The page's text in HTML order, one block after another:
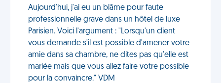
Aujourd'hui, j'ai eu un blâme pour faute
professionnelle grave dans un hôtel de luxe
Parisien. Voici l'argument : "Lorsqu'un client
vous demande s'il est possible d'amener votre
amie dans sa chambre, ne dites pas qu'elle est
mariée mais que vous allez faire votre possible
pour la convaincre." VDM